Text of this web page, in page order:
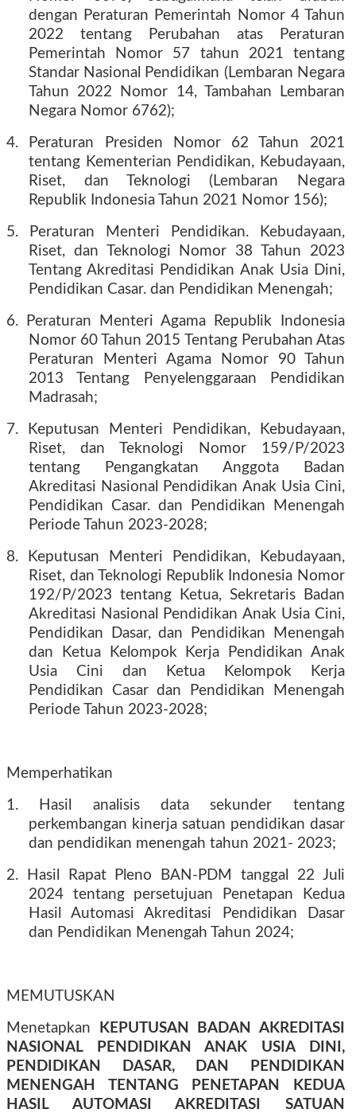
dengan Peraturan Pemerintah Nomor 4 Tahun
2022 tentang Perubahan atas Peraturan
Pemerintah Nomor 57 tahun 2021 tentang
Standar Nasional Pendidikan (Lembaran Negara
Tahun 2022 Nomor 14, Tambahan Lembaran
Negara Nomor 6762);
4. Peraturan Presiden Nomor 62 Tahun 2021
tentang Kementerian Pendidikan, Kebudayaan,
Riset, dan Teknologi (Lembaran Negara
Republik Indonesia Tahun 2021 Nomor 156);
5. Peraturan Menteri Pendidikan. Kebudayaan,
Riset, dan Teknologi Nomor 38 Tahun 2023
Tentang Akreditasi Pendidikan Anak Usia Dini,
Pendidikan Casar. dan Pendidikan Menengah;
6. Peraturan Menteri Agama Republik Indonesia
Nomor 60 Tahun 2015 Tentang Perubahan Atas
Peraturan Menteri Agama Nomor 90 Tahun
2013 Tentang Penyelenggaraan Pendidikan
Madrasah;
7. Keputusan Menteri Pendidikan, Kebudayaan,
Riset, dan Teknologi Nomor 159/P/2023
tentang Pengangkatan Anggota Badan
Akreditasi Nasional Pendidikan Anak Usia Cini,
Pendidikan Casar. dan Pendidikan Menengah
Periode Tahun 2023-2028;
8. Keputusan Menteri Pendidikan, Kebudayaan,
Riset, dan Teknologi Republik Indonesia Nomor
192/P/2023 tentang Ketua, Sekretaris Badan
Akreditasi Nasional Pendidikan Anak Usia Cini,
Pendidikan Dasar, dan Pendidikan Menengah
dan Ketua Kelompok Kerja Pendidikan Anak
Usia Cini dan Ketua Kelompok Kerja
Pendidikan Casar dan Pendidikan Menengah
Periode Tahun 2023-2028;
Memperhatikan
1. Hasil analisis data sekunder tentang
perkembangan kinerja satuan pendidikan dasar
dan pendidikan menengah tahun 2021- 2023;
2. Hasil Rapat Pleno BAN-PDM tanggal 22 Juli
2024 tentang persetujuan Penetapan Kedua
Hasil Automasi Akreditasi Pendidikan Dasar
dan Pendidikan Menengah Tahun 2024;
MEMUTUSKAN
Menetapkan
KEPUTUSAN BADAN AKREDITASI
NASIONAL PENDIDIKAN ANAK USIA DINI,
PENDIDIKAN DASAR, DAN PENDIDIKAN
MENENGAH TENTANG PENETAPAN KEDUA
HASIL AUTOMASI AKREDITASI SATUAN